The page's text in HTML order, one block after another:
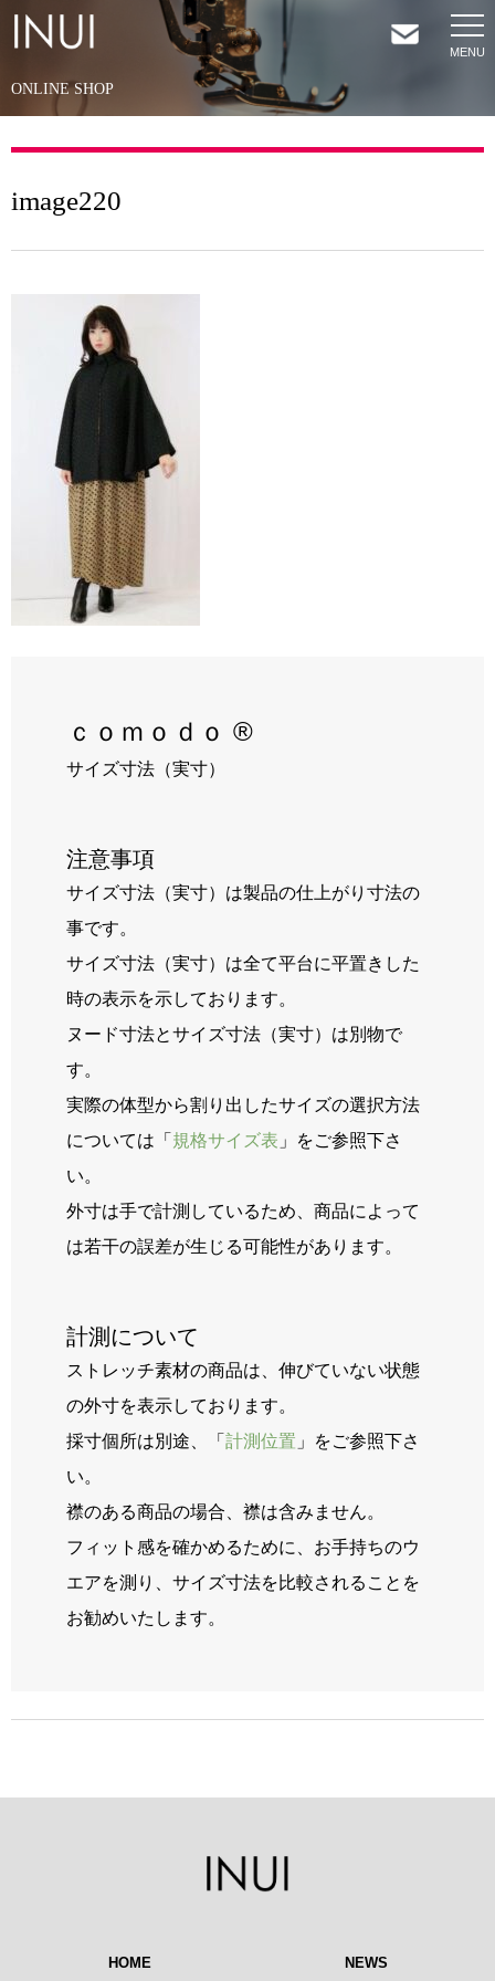
HOME
ONLINE SHOP
image220
ｃｏｍｏｄｏ ®
サイズ寸法（実寸）
注意事項
サイズ寸法（実寸）は製品の仕上がり寸法の
事です。
サイズ寸法（実寸）は全て平台に平置きした
時の表示を示しております。
ヌード寸法とサイズ寸法（実寸）は別物で
す。
実際の体型から割り出したサイズの選択方法
については「 規格サイズ表 」をご参照下さ
い。
外寸は手で計測しているため、商品によって
は若干の誤差が生じる可能性があります。
計測について
ストレッチ素材の商品は、伸びていない状態
の外寸を表示しております。
採寸個所は別途、「 計測位置 」をご参照下さ
い。
襟のある商品の場合、襟は含みません。
フィット感を確かめるために、お手持ちのウ
エアを測り、サイズ寸法を比較されることを
お勧めいたします。
HOME NEWS